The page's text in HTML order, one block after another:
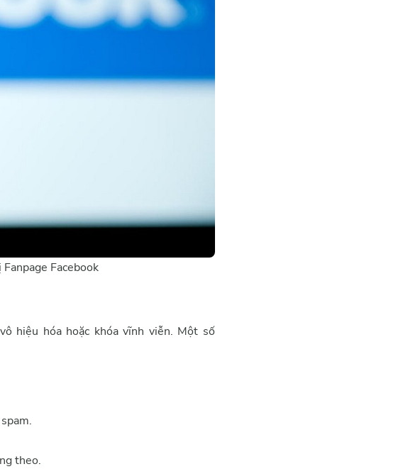
Facebook
hiệu hóa hoặc khóa vĩnh viễn. Một số
theo.